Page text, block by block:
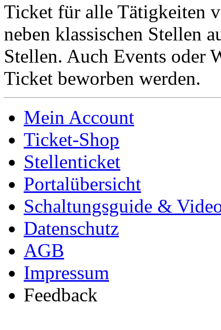
Ticket für alle Tätigkeiten
neben klassischen Stellen
Stellen. Auch Events oder
Ticket beworben werden.
Mein Account
Ticket-Shop
Stellenticket
Portalübersicht
Schaltungsguide &
Datenschutz
AGB
Impressum
Feedback